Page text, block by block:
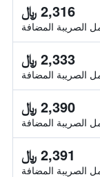
2,316 ﷼
الصريبة المضافة
2,333 ﷼
الصريبة المضافة
2,390 ﷼
الصريبة المضافة
2,391 ﷼
الصريبة المضافة